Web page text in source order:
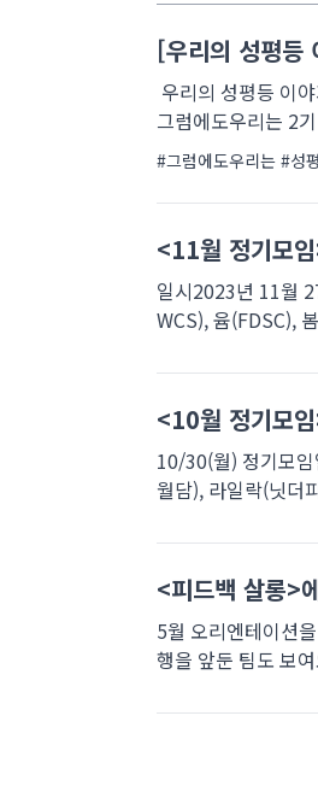
[우리의 성평등
우리의 성평등 이
그럼에도우리는 2
#그럼에도우리는 #성
<11월 정기모
일시2023년 11월
WCS), 윰(FDSC),
<10월 정기모
10/30(월) 정기모
월담), 라일락(닛더
<피드백 살롱>
5월 오리엔테이션
행을 앞둔 팀도 보